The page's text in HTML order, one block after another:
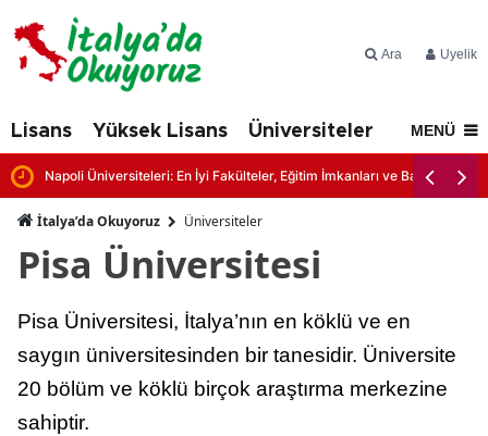
Ara Üyelik
Lisans Yüksek Lisans Üniversiteler İtalya'da
MENÜ
Napoli Üniversiteleri: En İyi Fakülteler, Eğitim İmkanları ve Başvuru
İtalya’da Okuyoruz Üniversiteler
Pisa Üniversitesi
Pisa Üniversitesi, İtalya’nın en köklü ve en
saygın üniversitesinden bir tanesidir. Üniversite
20 bölüm ve köklü birçok araştırma merkezine
sahiptir.